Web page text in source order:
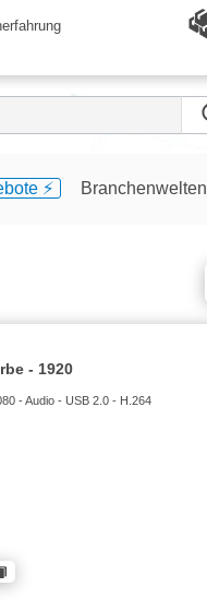
⚡️ Branchenwelten
- 1920
- Audio - USB 2.0 - H.264